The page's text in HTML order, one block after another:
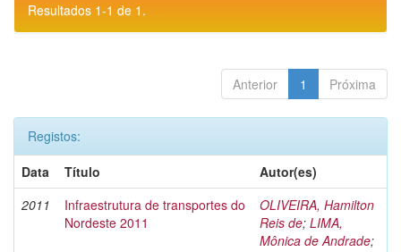
Resultados 1-1 de 1.
Anterior 1 Próxima
Registos:
Data
Título
Autor(es)
2011
Infraestrutura de transportes do
Nordeste 2011
OLIVEIRA, Hamilton
Reis de; LIMA,
Mônica de Andrade;